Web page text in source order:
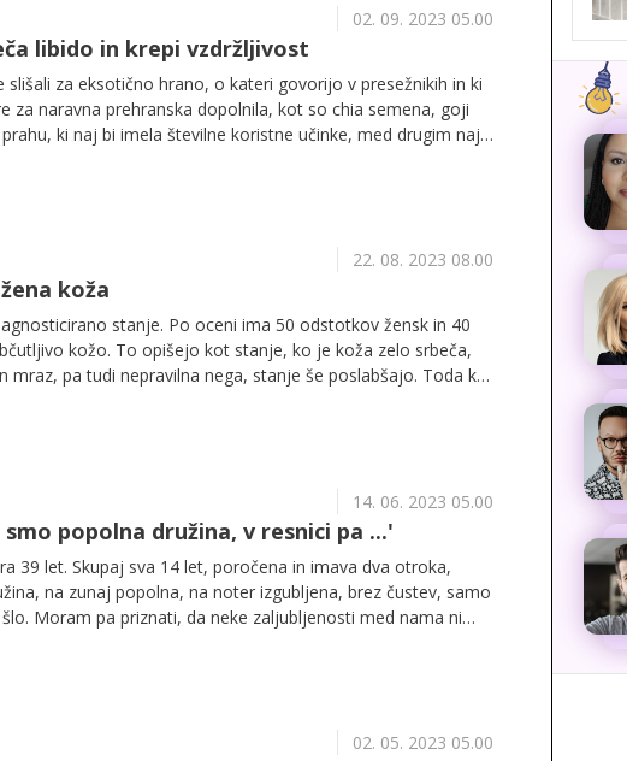
02. 09. 2023 05.00
libido in krepi vzdržljivost
za eksotično hrano, o kateri govorijo v presežnikih in ki
za naravna prehranska dopolnila, kot so chia semena, goji
ki naj bi imela številne koristne učinke, med drugim naj
22. 08. 2023 08.00
koža
stanje. Po oceni ima 50 odstotkov žensk in 40
kožo. To opišejo kot stanje, ko je koža zelo srbeča,
mraz, pa tudi nepravilna nega, stanje še poslabšajo. Toda kaj
14. 06. 2023 05.00
popolna družina, v resnici pa ...'
39 let. Skupaj sva 14 let, poročena in imava dva otroka,
na zunaj popolna, na noter izgubljena, brez čustev, samo
Moram pa priznati, da neke zaljubljenosti med nama ni
vsak ima svojo branžo in med nama obstaja
narediti koraka in prevarati moža, čeprav z njim nisem
Kaj ti misliš?
02. 05. 2023 05.00